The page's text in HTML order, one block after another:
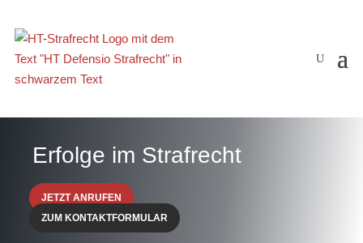
Erfolge im Strafrecht
JETZT ANRUFEN
ZUM KONTAKTFORMULAR